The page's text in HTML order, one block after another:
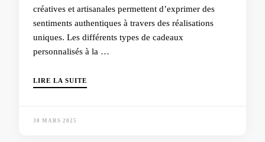
créatives et artisanales permettent d’exprimer des
sentiments authentiques à travers des réalisations
uniques. Les différents types de cadeaux
personnalisés à la …
LIRE LA SUITE
30 MARS 2025